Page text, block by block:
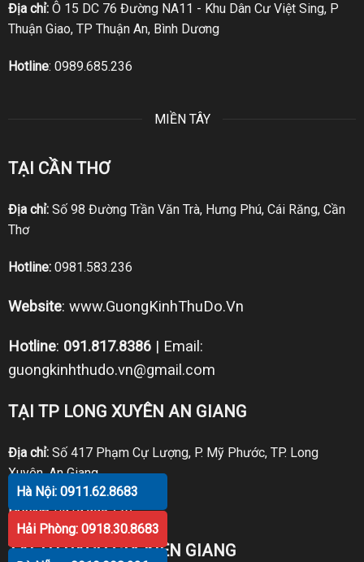
Địa chỉ:Ô 15 DC 76 Đường NA11 - Khu Dân Cư Việt Sing, P
Thuận Giao, TP Thuận An, Bình Dương
Hotline: 0989.685.236
MIỀN TÂY
TẠI CẦN THƠ
Địa chỉ:Số 98 Đường Trần Văn Trà, Hưng Phú, Cái Răng, Cần
Thơ
Hotline: 0981.583.236
Website: www.GuongKinhThuDo.Vn
Hotline: 091.817.8386| Email:
guongkinhthudo.vn@gmail.com
TẠI TP LONG XUYÊN AN GIANG
Địa chỉ:Số 417 Phạm Cự Lượng, P. Mỹ Phước, TP. Long
Xuyên, An Giang
Hotline: 0919.998.236
TẠI TP RẠCH GIÁ KIÊN GIANG
Hà Nội: 0911.62.8683
Hải Phòng: 0918.30.8683